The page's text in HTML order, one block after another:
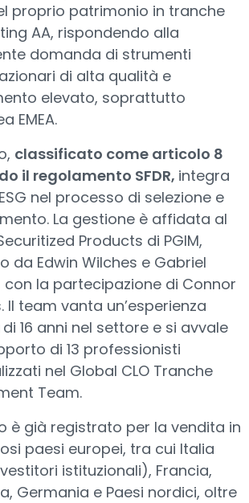
proprio patrimonio in tranche
AA, rispondendo alla
domanda di strumenti
di alta qualità e
elevato, soprattutto
EMEA.
classificato come articolo 8
il regolamento SFDR, integra
nel processo di selezione e
La gestione è affidata al
Products di PGIM,
da Edwin Wilches e Gabriel
con la partecipazione di Connor
Il team vanta un’esperienza
16 anni nel settore e si avvale
di 13 professionisti
nel Global CLO Tranche
Team.
è già registrato per la vendita in
paesi europei, tra cui Italia
istituzionali), Francia,
Germania e Paesi nordici, oltre